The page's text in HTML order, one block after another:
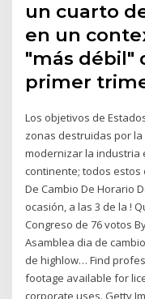
un cuarto
en un
"más débil"
primer
Los objetivos de
zonas destruidas por
modernizar la industria
continente; todos
De Cambio De Horario
ocasión, a las 3 de la !
Congreso de 76 votos
Asamblea dia de
de highlow… Find
footage available for
corporate uses. Getty